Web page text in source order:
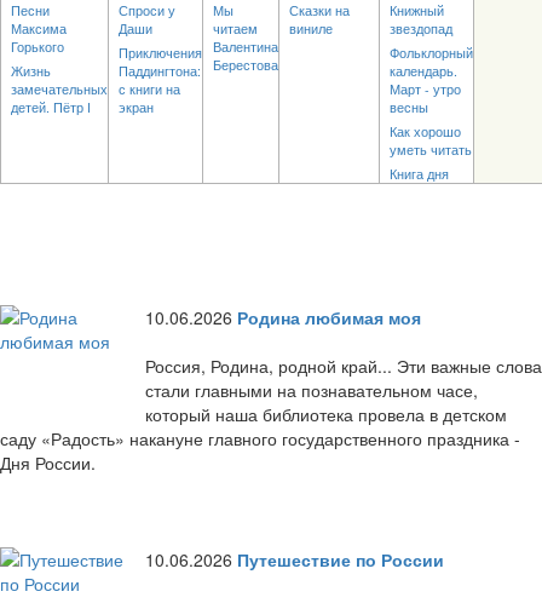
Песни
Максима
Горького
Жизнь
замечательных
детей. Пётр I
Спроси у
Даши
Приключения
Паддингтона:
с книги на
экран
Мы
читаем
Валентина
Берестова
Сказки на
виниле
Книжный
звездопад
Фольклорный
календарь.
Март - утро
весны
Как хорошо
уметь читать
Книга дня
10.06.2026 Родина любимая моя
Россия, Родина, родной край... Эти важные слова
стали главными на познавательном часе,
который наша библиотека провела в детском
саду «Радость» накануне главного государственного праздника -
Дня России.
10.06.2026 Путешествие по России